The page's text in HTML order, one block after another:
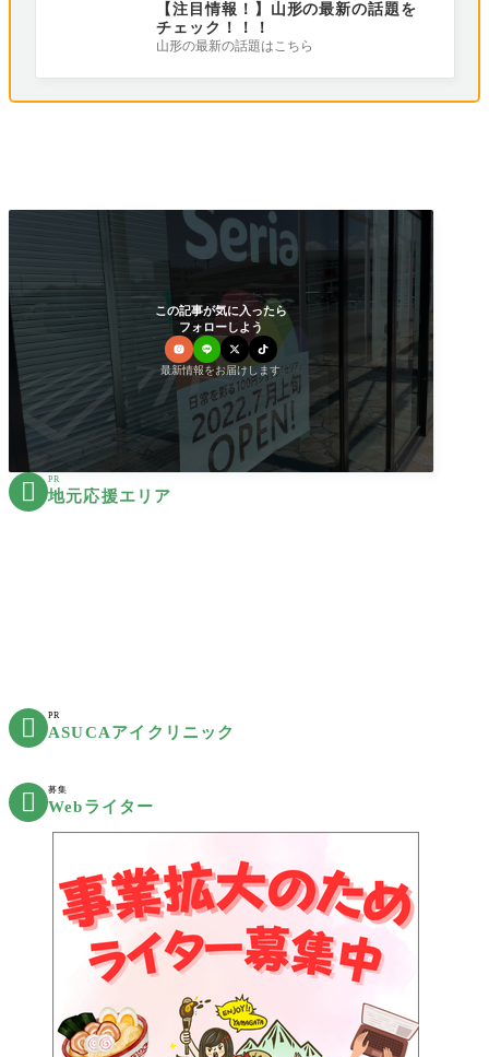
【注目情報！】山形の最新の話題を
チェック！！！
山形の最新の話題はこちら
この記事が気に入ったら
フォローしよう
最新情報をお届けします
 PR
地元応援エリア
 PR
ASUCAアイクリニック
 募集
Webライター